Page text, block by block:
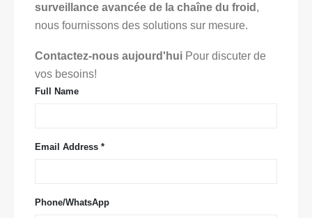
surveillance avancée de la chaîne du froid ,
nous fournissons des solutions sur mesure.
Contactez-nous aujourd'hui Pour discuter de
vos besoins!
Full Name
Email Address *
Phone/WhatsApp